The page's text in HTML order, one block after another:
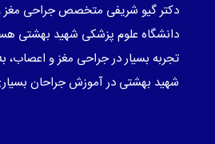
دکتر گیو شریفی متخصص جراحی مغز
دانشگاه علوم پزشکی شهید بهشتی
تجربه بسیار در جراحی مغز و اعصاب،
شهید بهشتی در آموزش جراحان